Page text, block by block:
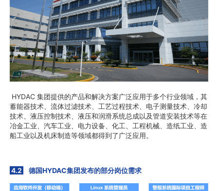
HYDAC 集团提供的产品和解决方案广泛应用于多个行业领域，其
蓄能器技术、流体过滤技术、工艺过程技术、电子测量技术、冷却
技术、液压控制技术、液压和润滑系统总成以及管道安装技术等在
冶金工业、汽车工业、电力设备、化工、工程机械、造纸工业、造
船工业以及机床制造等领域都得到了广泛应用。
4.2 德国HYDAC集团发布的部分岗位需求